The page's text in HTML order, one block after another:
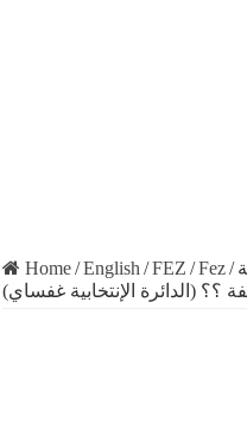
Home/English /FEZ /Fez/
؟؟ (الدائرة الإنتخابية غفساي)